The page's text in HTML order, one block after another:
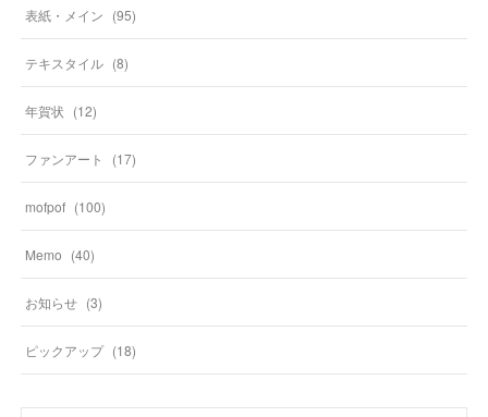
表紙・メイン (95)
テキスタイル (8)
年賀状 (12)
ファンアート (17)
mofpof (100)
Memo (40)
お知らせ (3)
ピックアップ (18)